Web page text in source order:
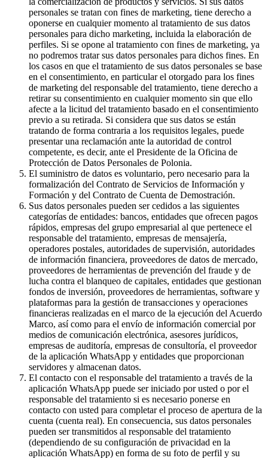
personales se tratan con fines de marketing, tiene derecho a
oponerse en cualquier momento al tratamiento de sus datos
personales para dicho marketing, incluida la elaboración de
perfiles. Si se opone al tratamiento con fines de marketing, ya
no podremos tratar sus datos personales para dichos fines. En
los casos en que el tratamiento de sus datos personales se base
en el consentimiento, en particular el otorgado para los fines
de marketing del responsable del tratamiento, tiene derecho a
retirar su consentimiento en cualquier momento sin que ello
afecte a la licitud del tratamiento basado en el consentimiento
previo a su retirada. Si considera que sus datos se están
tratando de forma contraria a los requisitos legales, puede
presentar una reclamación ante la autoridad de control
competente, es decir, ante el Presidente de la Oficina de
Protección de Datos Personales de Polonia.
El suministro de datos es voluntario, pero necesario para la
formalización del Contrato de Servicios de Información y
Formación y del Contrato de Cuenta de Demostración.
Sus datos personales pueden ser cedidos a las siguientes
categorías de entidades: bancos, entidades que ofrecen pagos
rápidos, empresas del grupo empresarial al que pertenece el
responsable del tratamiento, empresas de mensajería,
operadores postales, autoridades de supervisión, autoridades
de información financiera, proveedores de datos de mercado,
proveedores de herramientas de prevención del fraude y de
lucha contra el blanqueo de capitales, entidades que gestionan
fondos de inversión, proveedores de herramientas, software y
plataformas para la gestión de transacciones y operaciones
financieras realizadas en el marco de la ejecución del Acuerdo
Marco, así como para el envío de información comercial por
medios de comunicación electrónica, asesores jurídicos,
empresas de auditoría, empresas de consultoría, el proveedor
de la aplicación WhatsApp y entidades que proporcionan
servidores y almacenan datos.
El contacto con el responsable del tratamiento a través de la
aplicación WhatsApp puede ser iniciado por usted o por el
responsable del tratamiento si es necesario ponerse en
contacto con usted para completar el proceso de apertura de la
cuenta (cuenta real). En consecuencia, sus datos personales
pueden ser transmitidos al responsable del tratamiento
(dependiendo de su configuración de privacidad en la
aplicación WhatsApp) en forma de su foto de perfil y su